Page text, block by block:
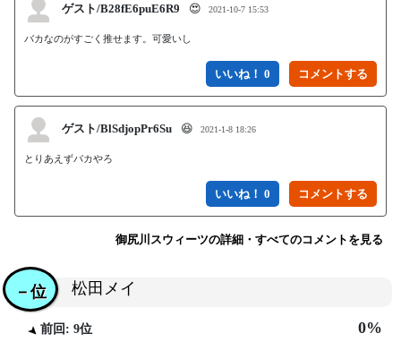
ゲスト/B28fE6puE6R9 😍 2021-10-7 15:53
バカなのがすごく推せます。可愛いし
いいね！ 0
ゲスト/BlSdjopPr6Su 😆 2021-1-8 18:26
とりあえずバカやろ
いいね！ 0
御尻川スウィーツの詳細・すべてのコメントを見る
松田メイ
－位
前回: 9位 0%